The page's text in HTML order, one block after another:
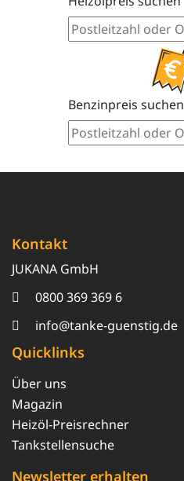
Benzinpreis suchen
Kontakt
JUKANA GmbH
0800 369 369 6
info@tanke-guenstig.de
Quicklinks
Über uns
Magazin
Heizöl-Preisrechner
Tankstellensuche
Newsletter erhalten